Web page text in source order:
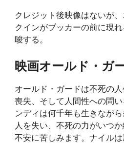
クレジット後映像はないが
クインがブッカーの前に現
唆する。
映画オールド・ガ
オールド・ガードは不死の
喪失、そして人間性への問
ンディは何千年も生きなが
人を失い、不死の力がいつ
不安に苦しみます。ナイル